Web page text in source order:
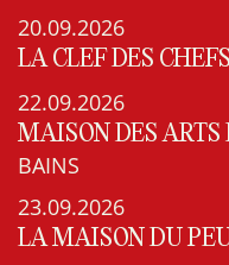
20.09.2026
LA CLEF DES CHEFS
22.09.2026
MAISON DES
BAINS
23.09.2026
LA MAISON DU